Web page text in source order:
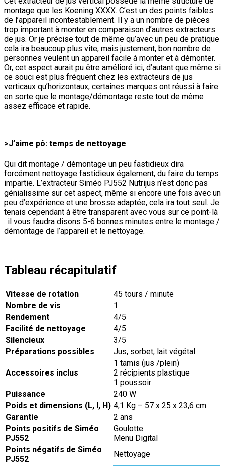
montage que les Koening XXXX. C’est un des points faibles
de l’appareil incontestablement. Il y a un nombre de pièces
trop important à monter en comparaison d’autres extracteurs
de jus. Or je précise tout de même qu’avec un peu de pratique
cela ira beaucoup plus vite, mais justement, bon nombre de
personnes veulent un appareil facile à monter et à démonter.
Or, cet aspect aurait pu être amélioré ici, d’autant que même si
ce souci est plus fréquent chez les extracteurs de jus
verticaux qu’horizontaux, certaines marques ont réussi à faire
en sorte que le montage/démontage reste tout de même
assez efficace et rapide.
>J’aime pô: temps de nettoyage
Qui dit montage / démontage un peu fastidieux dira
forcément nettoyage fastidieux également, du faire du temps
impartie. L’extracteur Siméo PJ552 Nutrijus n’est donc pas
génialissime sur cet aspect, même si encore une fois avec un
peu d’expérience et une brosse adaptée, cela ira tout seul. Je
tenais cependant à être transparent avec vous sur ce point-là
: il vous faudra disons 5-6 bonnes minutes entre le montage /
démontage de l’appareil et le nettoyage.
Tableau récapitulatif
Vitesse de rotation
45 tours / minute
Nombre de vis
1
Rendement
4/5
Facilité de nettoyage
4/5
Silencieux
3/5
Préparations possibles
Jus, sorbet, lait végétal
Accessoires inclus
1 tamis (jus /plein)
2 récipients plastique
1 poussoir
Puissance
240 W
Poids et dimensions (L, l, H) 4,1 Kg – 57 x 25 x 23,6 cm
Garantie
2 ans
Points positifs de Siméo
PJ552
Goulotte
Menu Digital
Points négatifs de Siméo
PJ552
Nettoyage